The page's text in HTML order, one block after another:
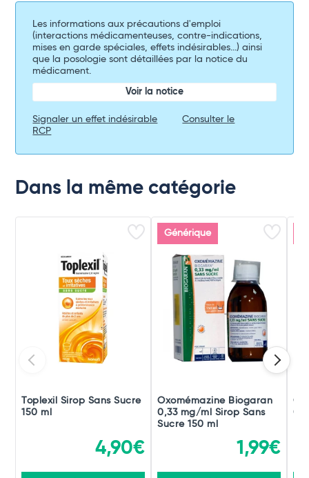
Les informations aux précautions d'emploi
(interactions médicamenteuses, contre-indications,
mises en garde spéciales, effets indésirables...) ainsi
que la posologie sont détaillées par la notice du
médicament.
Voir la notice
Signaler un effet indésirable
Consulter le
RCP
Dans la même catégorie
Toplexil Sirop Sans Sucre
150 ml
4,90€
Générique
Oxomémazine Biogaran
0,33 mg/ml Sirop Sans
Sucre 150 ml
1,99€